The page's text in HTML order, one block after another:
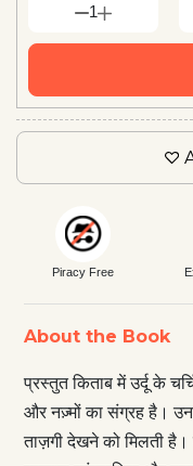
1
Piracy Free
About the Book
प्रस्तुत किताब में उर्दू के
और नज़्मों का संग्रह है।
ताज़गी देखने को मिलती